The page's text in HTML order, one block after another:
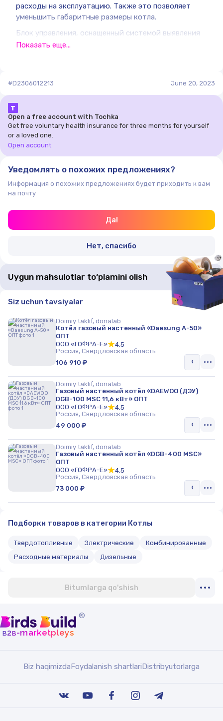
расходы на эксплуатацию. Также это позволяет
уменьшить габаритные размеры котла.
Блок управления, оснащенный системой выявления
утечки газа, автоматически прекращает работу
Теплообменник горячего водоснабжения с большим
проходным сечением из нержавеющей стали. Это
практически исключает выход из строя
теплообменника ГВС из-за накипи и обеспечивает
стабильную подачу горячей воды в большом объеме.
Оснащение пультом управления с комнатным
по температуре в помещении.
Наличие патрубков отопления на левой и правой
сторонах корпуса обеспечивают удобство монтажа
котла в системе отопления.
Показать еще...
#D2306012213 June 20, 2023
Т
Open a free account with Tochka
Get free voluntary health insurance for three months for yourself
or a loved one.
Open account
Уведомлять о похожих предложениях?
Информация о похожих предложениях будет приходить к вам
на почту
Да!
Нет, спасибо
Uygun mahsulotlar to‘plamini olish
Siz uchun tavsiyalar
Doimiy taklif, donalab
Котёл газовый настенный «Daesung A-50»
ОПТ
ООО «ГОФРА-Е»
4,5
Россия, Свердловская область
106 910 ₽
Doimiy taklif, donalab
Газовый настенный котёл «DAEWOO (ДЭУ)
DGB-100 MSC 11,6 кВт» ОПТ
ООО «ГОФРА-Е»
4,5
Россия, Свердловская область
49 000 ₽
Doimiy taklif, donalab
Газовый настенный котёл «DGB-400 MSC»
ОПТ
ООО «ГОФРА-Е»
4,5
Россия, Свердловская область
73 000 ₽
Подборки товаров в категории Котлы
Твердотопливные Электрические
Комбинированные
Расходные материалы
Дизельные
Bitumlarga qo'shish
®
b2b-marketpleys
Biz haqimizdaFoydalanish shartlariDistribyutorlarga